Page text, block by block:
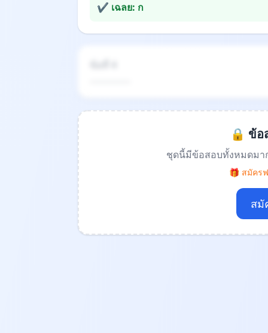
✔ เฉลย: ก
🔒 ข้อ
ชุดนี้มีข้อสอบทั้งหมดมา
🎁 สมัคร
สมั